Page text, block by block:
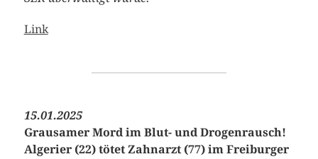
Link
15.01.2025
Grausamer Mord im Blut- und Drogenrausch!
Algerier (22) tötet Zahnarzt (77) im Freiburger